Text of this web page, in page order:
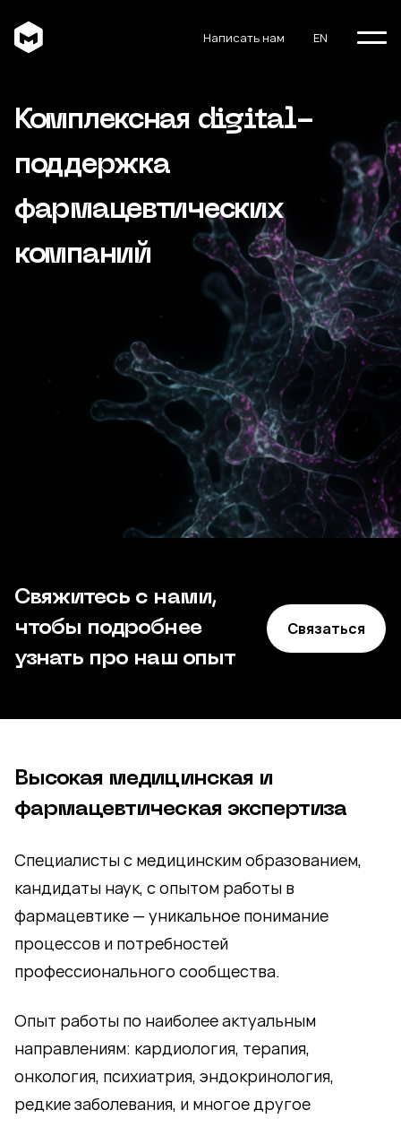
Написать нам EN
Комплексная digital-
поддержка
фармацевтических
компаний
Свяжитесь с нами,
чтобы подробнее
узнать про наш опыт
Связаться
Высокая медицинская и
фармацевтическая экспертиза
Специалисты с медицинским образованием,
кандидаты наук, с опытом работы в
фармацевтике — уникальное понимание
процессов и потребностей
профессионального сообщества.
Опыт работы по наиболее актуальным
направлениям: кардиология, терапия,
онкология, психиатрия, эндокринология,
редкие заболевания, и многое другое